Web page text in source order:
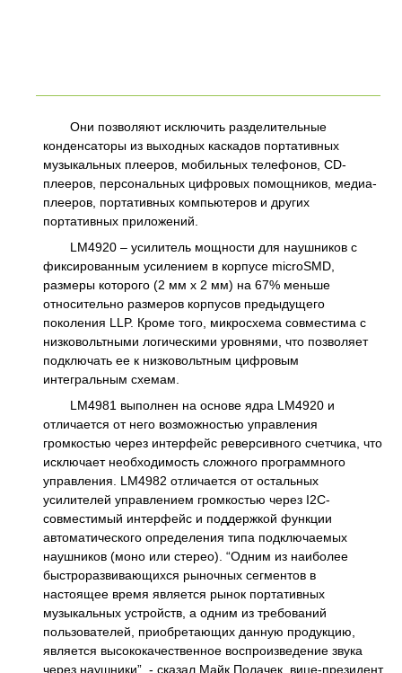
Они позволяют исключить разделительные
конденсаторы из выходных каскадов портативных
музыкальных плееров, мобильных телефонов, CD-
плееров, персональных цифровых помощников, медиа-
плееров, портативных компьютеров и других
портативных приложений.
LM4920 – усилитель мощности для наушников с
фиксированным усилением в корпусе microSMD,
размеры которого (2 мм х 2 мм) на 67% меньше
относительно размеров корпусов предыдущего
поколения LLP. Кроме того, микросхема совместима с
низковольтными логическими уровнями, что позволяет
подключать ее к низковольтным цифровым
интегральным схемам.
LM4981 выполнен на основе ядра LM4920 и
отличается от него возможностью управления
громкостью через интерфейс реверсивного счетчика, что
исключает необходимость сложного программного
управления. LM4982 отличается от остальных
усилителей управлением громкостью через I2C-
совместимый интерфейс и поддержкой функции
автоматического определения типа подключаемых
наушников (моно или стерео). “Одним из наиболее
быстроразвивающихся рыночных сегментов в
настоящее время является рынок портативных
музыкальных устройств, а одним из требований
пользователей, приобретающих данную продукцию,
является высококачественное воспроизведение звука
через наушники”, - сказал Майк Полачек, вице-президент